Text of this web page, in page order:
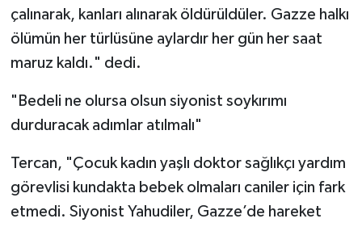
çalınarak, kanları alınarak öldürüldüler. Gazze halkı
ölümün her türlüsüne aylardır her gün her saat
maruz kaldı." dedi.
"Bedeli ne olursa olsun siyonist soykırımı
durduracak adımlar atılmalı"
Tercan, "Çocuk kadın yaşlı doktor sağlıkçı yardım
görevlisi kundakta bebek olmaları caniler için fark
etmedi. Siyonist Yahudiler, Gazze’de hareket